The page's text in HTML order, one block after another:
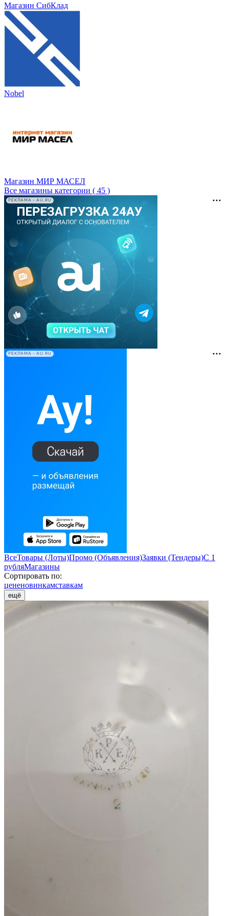
Магазин СибКлад
Nobel
Магазин МИР МАСЕЛ
Все магазины категории ( 45 )
РЕКЛАМА • AU.RU
РЕКЛАМА • AU.RU
ВсеТовары (Лоты)Промо (Объявления)Заявки (Тендеры)С 1
рубляМагазины
Сортировать по:
цененовинкамставкам
ещё